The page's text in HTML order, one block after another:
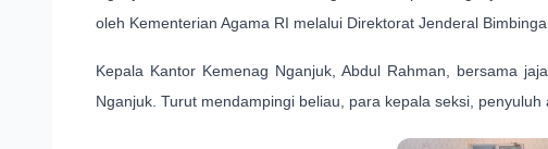
oleh Kementerian Agama RI melalui Direktorat Jenderal
Kepala Kantor Kemenag Nganjuk, Abdul Rahman, bersama
Nganjuk. Turut mendampingi beliau, para kepala seksi,